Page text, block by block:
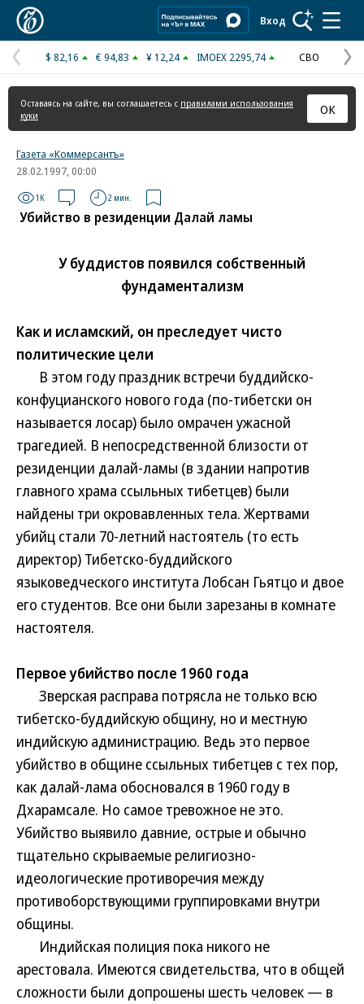
Вход
Предыдущая
страница
$ 82,16 € 94,83 ¥ 12,24 IMOEX 2295,74 СВО
Оставаясь на сайте, вы соглашаетесь с правилами использования
куки
ОК
Газета «Коммерсантъ»
28.02.1997, 00:00
1K 2 мин.
Убийство в резиденции Далай ламы
У буддистов появился собственный
фундаментализм
Как и исламский, он преследует чисто
политические цели
В этом году праздник встречи буддийско-
конфуцианского нового года (по-тибетски он
называется лосар) было омрачен ужасной
трагедией. В непосредственной близости от
резиденции далай-ламы (в здании напротив
главного храма ссыльных тибетцев) были
найдены три окровавленных тела. Жертвами
убийц стали 70-летний настоятель (то есть
директор) Тибетско-буддийского
языковедческого института Лобсан Гьятцо и двое
его студентов. Все они были зарезаны в комнате
настоятеля.
Первое убийство после 1960 года
Зверская расправа потрясла не только всю
тибетско-буддийскую общину, но и местную
индийскую администрацию. Ведь это первое
убийство в общине ссыльных тибетцев с тех пор,
как далай-лама обосновался в 1960 году в
Дхарамсале. Но самое тревожное не это.
Убийство выявило давние, острые и обычно
тщательно скрываемые религиозно-
идеологические противоречия между
противоборствующими группировками внутри
общины.
Индийская полиция пока никого не
арестовала. Имеются свидетельства, что в общей
сложности были допрошены шесть человек — в